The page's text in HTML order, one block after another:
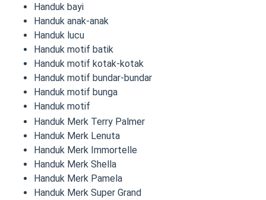
Handuk bayi
Handuk anak-anak
Handuk lucu
Handuk motif batik
Handuk motif kotak-kotak
Handuk motif bundar-bundar
Handuk motif bunga
Handuk motif
Handuk Merk Terry Palmer
Handuk Merk Lenuta
Handuk Merk Immortelle
Handuk Merk Shella
Handuk Merk Pamela
Handuk Merk Super Grand